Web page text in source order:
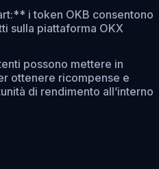
i token OKB consentono
sulla piattaforma OKX
possono mettere in
ottenere ricompense e
di rendimento all’interno